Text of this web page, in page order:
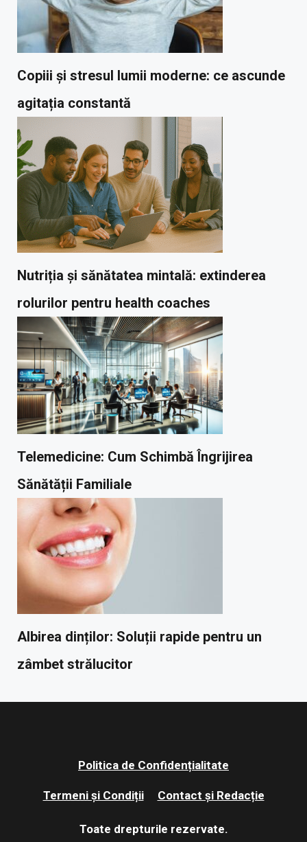
Copiii și stresul lumii moderne: ce ascunde
agitația constantă
Nutriția și sănătatea mintală: extinderea
rolurilor pentru health coaches
Telemedicine: Cum Schimbă Îngrijirea
Sănătății Familiale
Albirea dinților: Soluții rapide pentru un
zâmbet strălucitor
Politica de Confidențialitate
Termeni și Condiții Contact și Redacție
Toate drepturile rezervate.